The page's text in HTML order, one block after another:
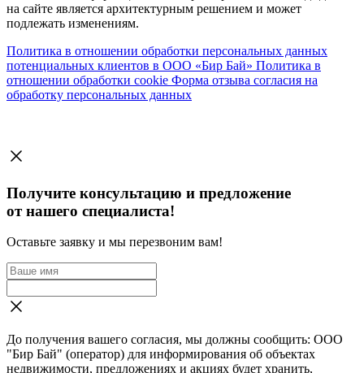
на сайте является архитектурным решением и может
подлежать изменениям.
Политика в отношении обработки персональных данных
потенциальных клиентов в ООО «Бир Бай» Политика в
отношении обработки cookie Форма отзыва согласия на
обработку персональных данных
Получите консультацию и предложение
от нашего специалиста!
Оставьте заявку и мы перезвоним вам!
До получения вашего согласия, мы должны сообщить: ООО
"Бир Бай" (оператор) для информирования об объектах
недвижимости, предложениях и акциях будет хранить,